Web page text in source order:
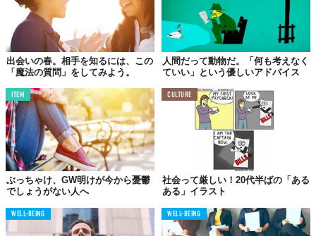
出会いの春。相手を知るには、この
「魔法の質問」をしてみよう。
人間だって動物だ。「何も考えなく
ていい」という優しいアドバイス
ITEM
ぶっちゃけ、GW明けが今から憂鬱
でしょうがない人へ
CULTURE
社会って厳しい！20代半ばの「ある
ある」イラスト
WELL-BEING WELL-BEING